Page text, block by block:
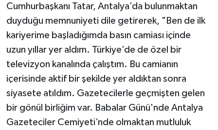
Cumhurbaşkanı Tatar, Antalya’da bulunmaktan
duyduğu memnuniyeti dile getirerek, "Ben de ilk
kariyerime başladığımda basın camiası içinde
uzun yıllar yer aldım. Türkiye’de de özel bir
televizyon kanalında çalıştım. Bu camianın
içerisinde aktif bir şekilde yer aldıktan sonra
siyasete atıldım. Gazetecilerle geçmişten gelen
bir gönül birliğim var. Babalar Günü'nde Antalya
Gazeteciler Cemiyeti’nde olmaktan mutluluk